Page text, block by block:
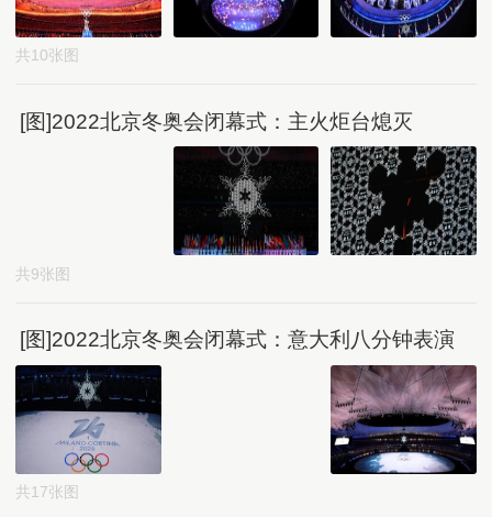
共10张图
[图]2022北京冬奥会闭幕式：主火炬台熄灭
共9张图
[图]2022北京冬奥会闭幕式：意大利八分钟表演
共17张图